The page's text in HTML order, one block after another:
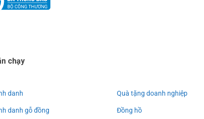
chạy
danh
danh gỗ đồng
Quà tặng doanh nghiệp
Đồng hồ